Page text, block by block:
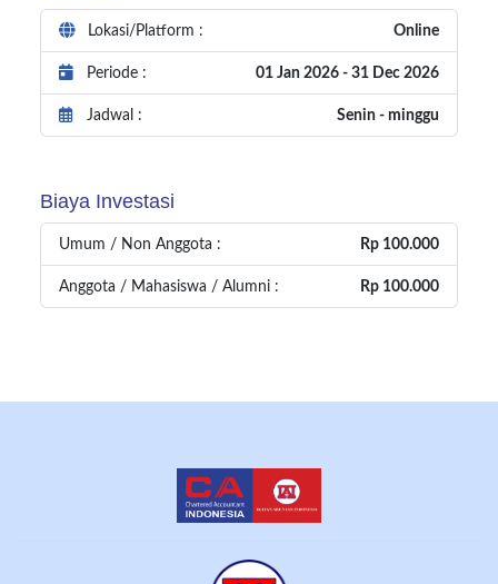
Lokasi/Platform : Online
Periode : 01 Jan 2026 - 31 Dec 2026
Jadwal : Senin - minggu
Biaya Investasi
Umum / Non Anggota : Rp 100.000
Anggota / Mahasiswa / Alumni : Rp 100.000